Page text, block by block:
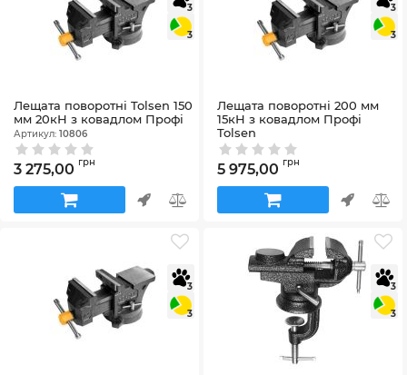
3
3
Лещата поворотні Tolsen 150
мм 20кН з ковадлом Профі
Артикул: 10806
3 275,00 грн
3
3
Лещата поворотні 200 мм
15кН з ковадлом Профі
Tolsen
Артикул:10808
5 975,00 грн
3
3
3
3